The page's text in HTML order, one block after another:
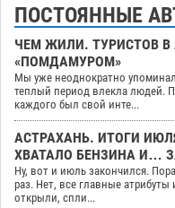
ПОСТОЯННЫЕ
ЧЕМ ЖИЛИ. ТУРИСТОВ В
«ПОМДАМУРОМ»
Мы уже неоднократно
теплый период влекла людей.
каждого был свой инте...
АСТРАХАНЬ. ИТОГИ
ХВАТАЛО БЕНЗИНА И…
Ну, вот и июль закончился.
раз. Нет, все главные
открыли, спли...